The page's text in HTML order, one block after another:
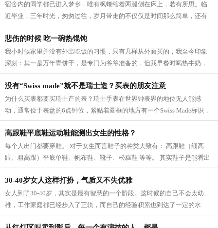
宿舍内的同学都已进入梦乡，唯有枫蜷缩着两腿侧在床上，若有所思。临
近毕业，三年时光，匆匆过往，岁月带走的不仅仅是时间那么简单，还有
枫不谙世事的年少。没有人能够预知未...
悲伤的时候 吃一碗热馄饨
我小时候家里并没有外出吃饭的习惯，只有几样从外面买的，我至今印象
深刻：其一是万年青饼干，是专门为爷爷准备的，但我早餐时喝热牛奶，
他总会递过来两块给我。其二是酒酿，...
没有“Swiss made”就不是瑞士造？买表的朋友注意
为什么买表都要买瑞士产的表？瑞士手表在世界钟表界的地位无人能撼
动，通常位于表盘的6点钟位，紧贴着圈框的地方有一个Swiss Made标识，
不仔细看很容易忽略过去。但就这么一个不...
高跟鞋平底鞋运动鞋能测出女生的性格？
每个人出门都要穿鞋。 对于女生而言鞋子的种类大致有： 高跟鞋（细高
跟、粗高跟）平底单鞋、帆布鞋、靴子、松糕鞋 等等。 其实鞋子是能看出
一个人的性格的！去翻一翻你的鞋柜里...
30-40岁女人这样打扮，气质又不失优雅
女人到了30-40岁，其实是最有智慧的一个阶段。这时候的自己不会太幼
稚，工作家庭都已经步入了正轨，而自己的经验积累也到达了一定的水
平，所以会更多地注重自己的内心，更加理...